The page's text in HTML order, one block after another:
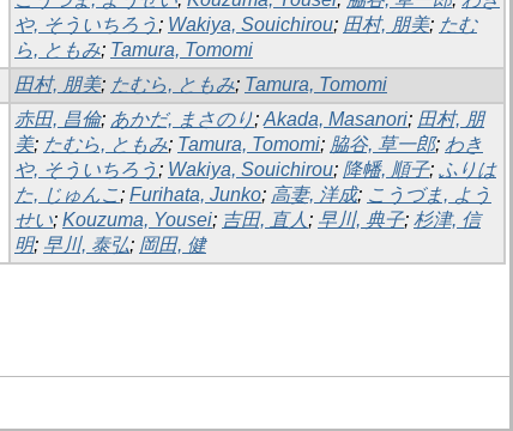
や, そういちろう ; Wakiya, Souichirou; 田村, 朋美; たむ
ら, ともみ; Tamura, Tomomi
田村, 朋美; たむら, ともみ; Tamura, Tomomi
赤田, 昌倫; あかだ, まさのり; Akada, Masanori; 田村, 朋
美; たむら, ともみ; Tamura, Tomomi; 脇谷, 草一郎; わき
や, そういちろう ; Wakiya, Souichirou; 降幡, 順子; ふりは
た, じゅんこ; Furihata, Junko; 高妻, 洋成; こうづま, よう
せい; Kouzuma, Yousei; 吉田, 直人 ; 早川, 典子; 杉津, 信
明; 早川, 泰弘; 岡田, 健